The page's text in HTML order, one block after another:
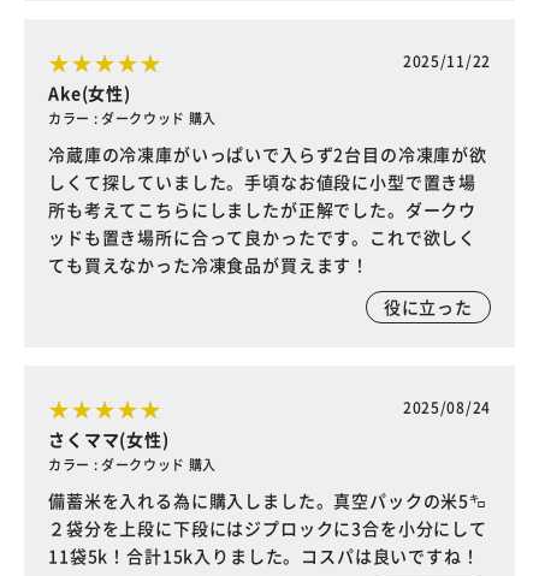
2025/11/22
Ake(女性)
カラー : ダークウッド 購入
冷蔵庫の冷凍庫がいっぱいで入らず2台目の冷凍庫が欲
しくて探していました。手頃なお値段に小型で置き場
所も考えてこちらにしましたが正解でした。ダークウ
ッドも置き場所に合って良かったです。これで欲しく
ても買えなかった冷凍食品が買えます！
役に立った
2025/08/24
さくママ(女性)
カラー : ダークウッド 購入
備蓄米を入れる為に購入しました。真空パックの米5㌔
２袋分を上段に下段にはジプロックに3合を小分にして
11袋5k！合計15k入りました。コスパは良いですね！